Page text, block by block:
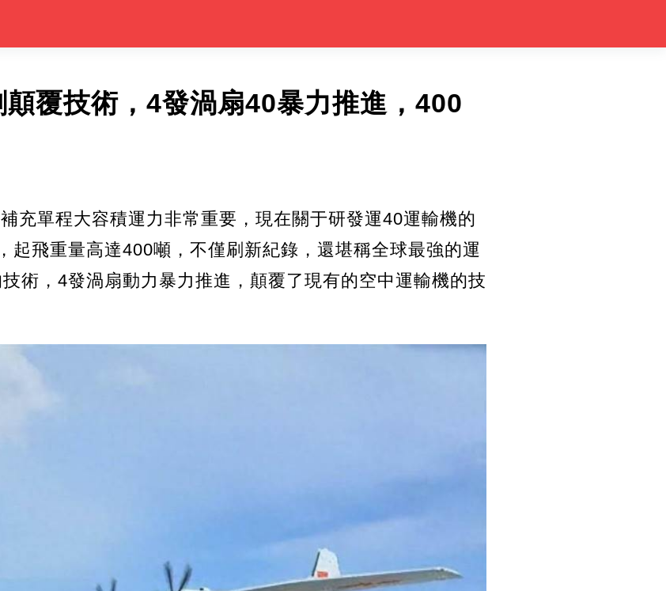
覆技術，4發渦扇40暴力推進，400
充單程大容積運力非常重要，現在關于研發運40運輸機的
起飛重量高達400噸，不僅刷新紀錄，還堪稱全球最強的運
術，4發渦扇動力暴力推進，顛覆了現有的空中運輸機的技